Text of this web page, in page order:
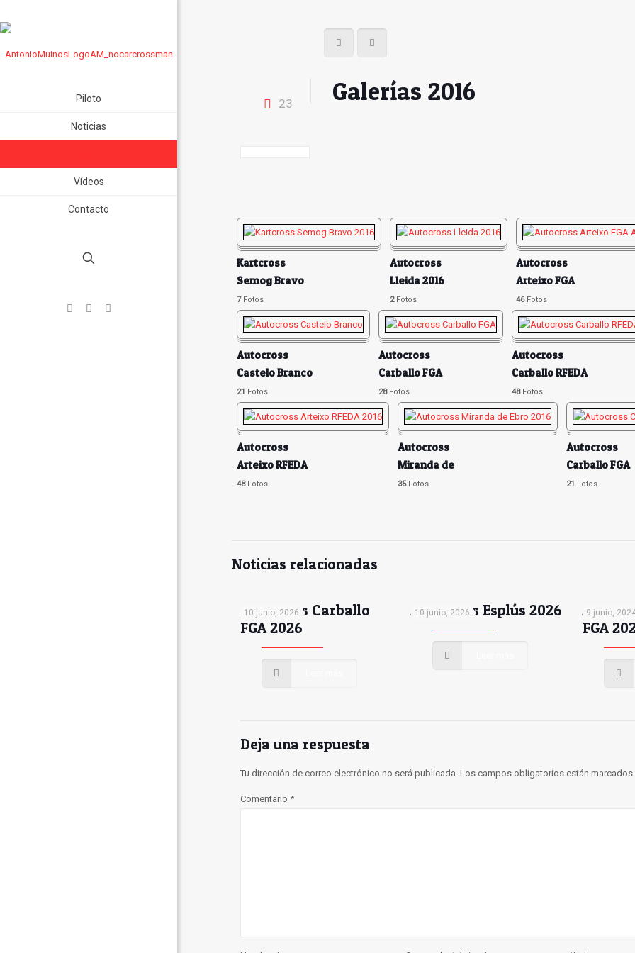
Piloto
Noticias
Vídeos
Contacto
23 Galerías 2016
Kartcross
Semog Bravo
2016
7Fotos
Autocross
Lleida 2016
2Fotos
Autocross
Arteixo FGA
Abril
46Fotos
Autocross
Castelo Branco
21 Fotos
Autocross
Carballo FGA
28Fotos
Autocross
Carballo RFEDA
48Fotos
Autocross
Arteixo RFEDA
2016
48Fotos
Autocross
Miranda de
Ebro 2016
35Fotos
Autocross
Carballo FGA
Sept.
21 Fotos
Noticias relacionadas
10 junio, 2026
Autocross Carballo
FGA 2026
10 junio, 2026
Autocross Esplús 2026 9 junio,
FGA
Deja una respuesta
Tu dirección de correo electrónico no será publicada. Los campos obligatorios están marcados
Comentario *